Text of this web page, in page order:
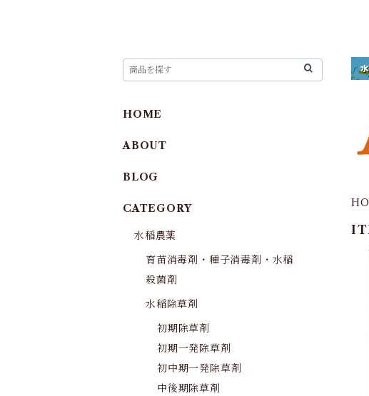
HOME
ABOUT
BLOG
CATEGORY
水稲農薬
育苗消毒剤・種子消毒剤・水稲
殺菌剤
水稲除草剤
初期除草剤
初期一発除草剤
初中期一発除草剤
中後期除草剤